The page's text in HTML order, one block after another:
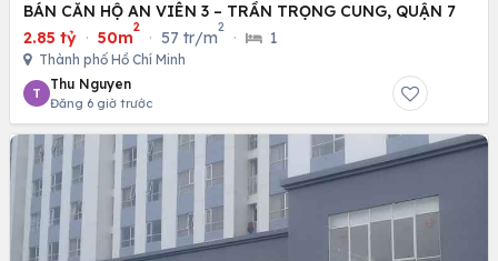
BÁN CĂN HỘ AN VIÊN 3 – TRẦN TRỌNG CUNG, QUẬN 7
2.85 tỷ · 50m
2
· 57 tr/m
2
· 1
Thành phố Hồ Chí Minh
T
Thu Nguyen
Đăng 6 giờ trước